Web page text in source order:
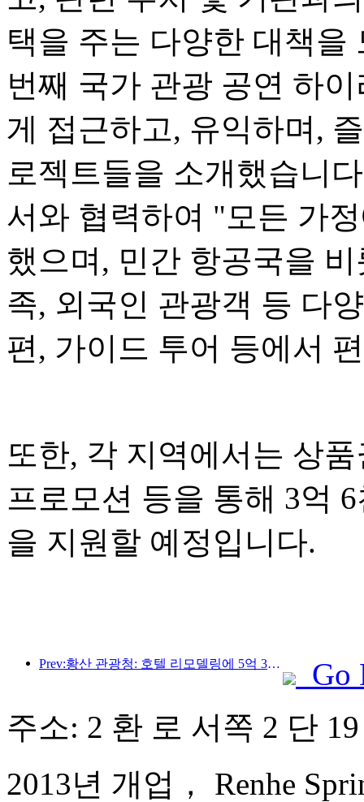
택을 주는 다양한 대책을
번째 국가 관광 공연 하
게 접근하고, 유익하며,
로젝트들을 소개했습니
서와 협력하여 "모든 가
했으며, 민간 항공국을
족, 외국인 관광객 등 다
편, 가이드 투어 등에서
또한, 각 지역에서는 상
프로모션 등을 통해 3억
을 지원할 예정입니다.
Prev:황산 관광청: 호텔 리모델링에 5억 3천만 위안 투자 계획
Go
주소: 2 환 로 서쪽 2 단
2013년 개업， Renhe